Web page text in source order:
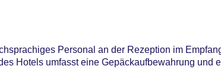
Personal an der Rezeption im
Hotels umfasst eine Gepäckaufbewahrung und